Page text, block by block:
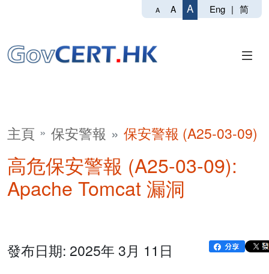
A A A Eng | 简
主頁 保安警報 保安警報 (A25-03-09)
高危保安警報 (A25-03-09):
Apache Tomcat 漏洞
發布日期: 2025年 3月 11日